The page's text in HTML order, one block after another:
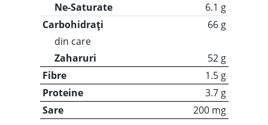
Ne-Saturate
6.1 g
Carbohidrați
66 g
din care
Zaharuri
52 g
Fibre
1.5 g
Proteine
3.7 g
Sare
200 mg